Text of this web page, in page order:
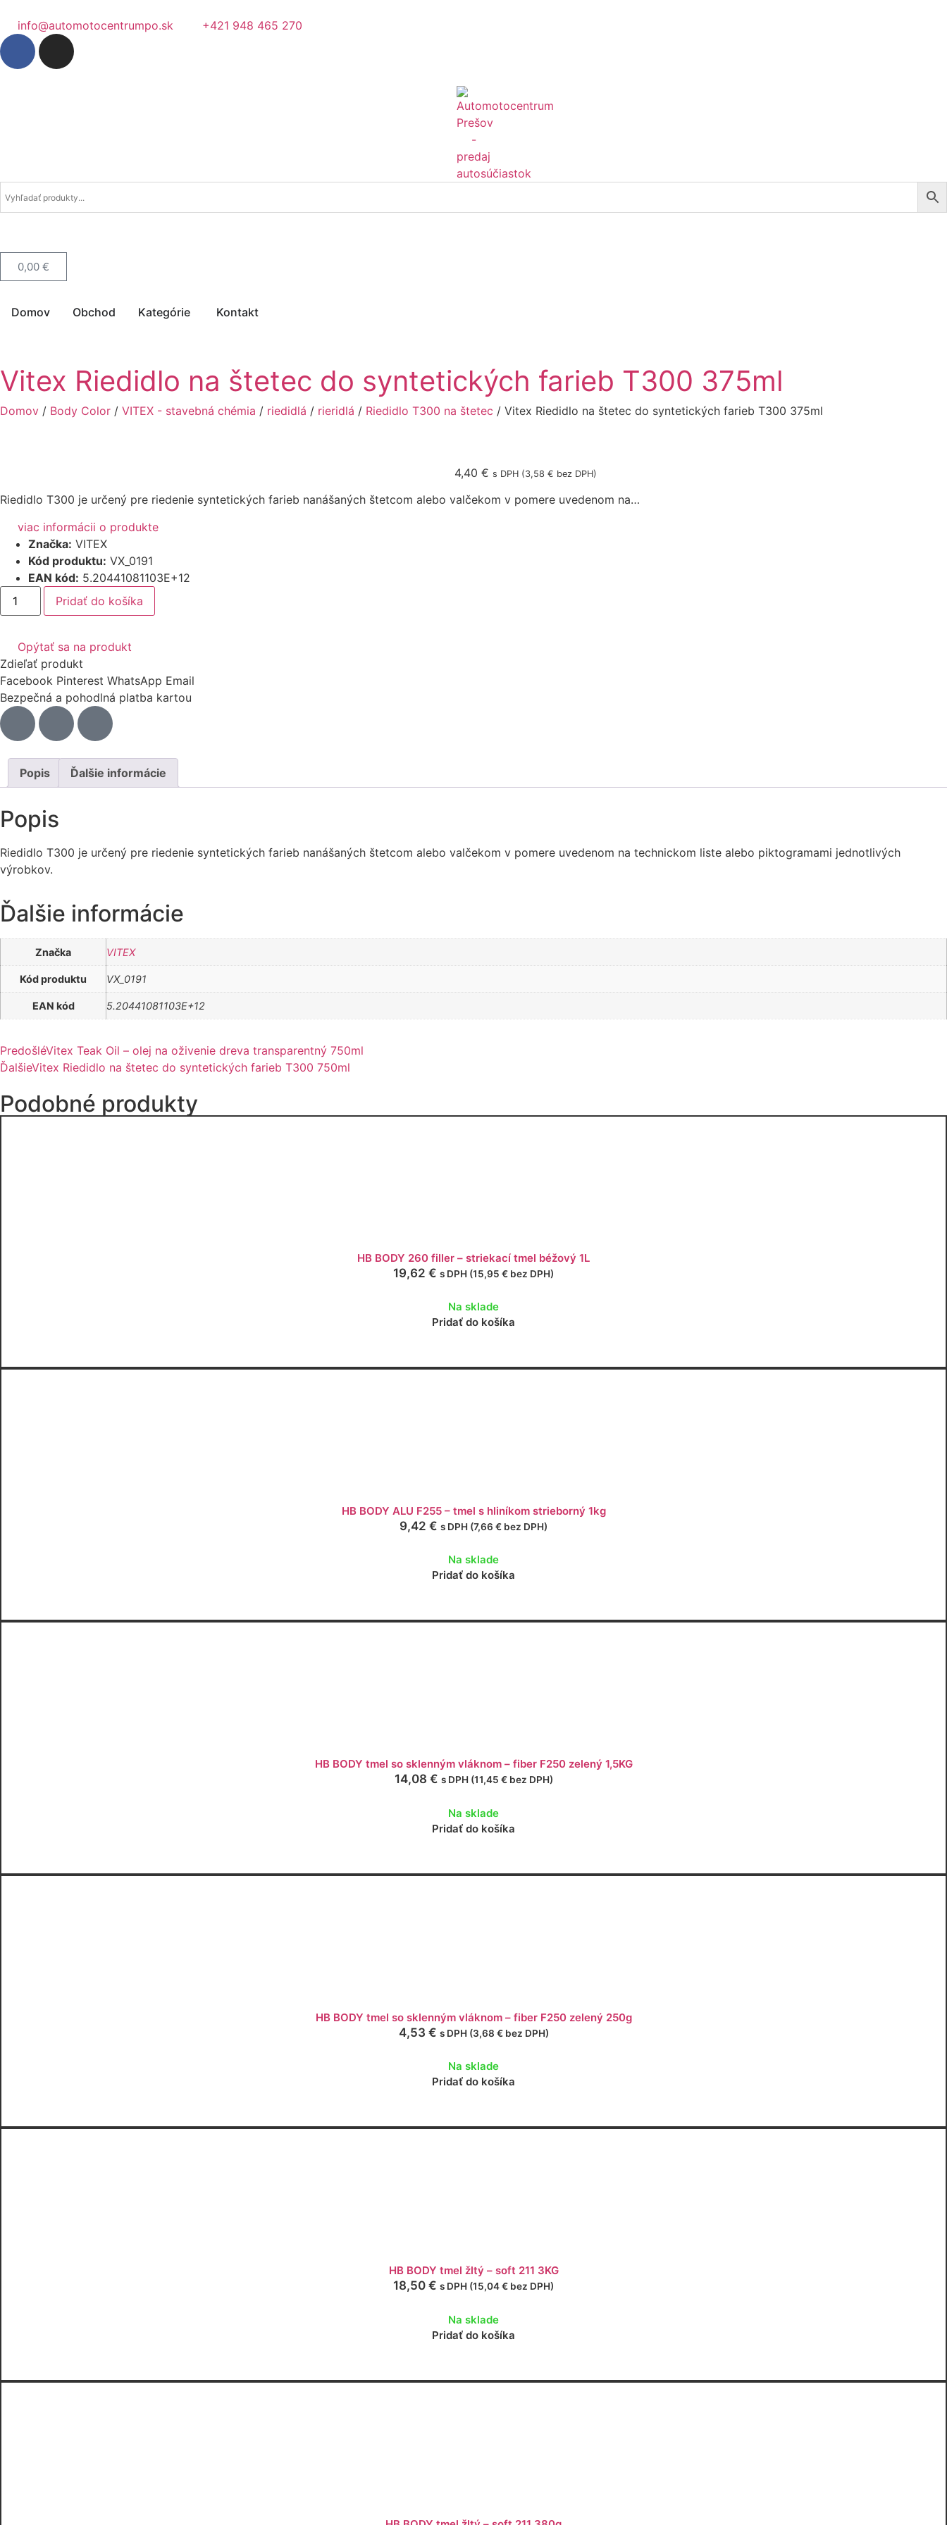
info@automotocentrumpo.sk +421 948 465 270
0,00 €
Domov Obchod Kategórie Kontakt
Vitex Riedidlo na štetec do syntetických farieb T300 375ml
Domov / Body Color / VITEX - stavebná chémia / riedidlá / rieridlá / Riedidlo T300 na štetec / Vitex Riedidlo na štetec do syntetických farieb T300 375ml
4,40€ s DPH (3,58€ bez DPH)
Riedidlo T300 je určený pre riedenie syntetických farieb nanášaných štetcom alebo valčekom v pomere uvedenom na…
viac informácii o produkte
Značka: VITEX
Kód produktu: VX_0191
EAN kód: 5.20441081103E+12
Pridať do košíka
Opýtať sa na produkt
Zdieľať produkt
Facebook Pinterest WhatsApp Email
Bezpečná a pohodlná platba kartou
Popis Ďalšie informácie
Popis
Riedidlo T300 je určený pre riedenie syntetických farieb nanášaných štetcom alebo valčekom v pomere uvedenom na technickom liste alebo piktogramami jednotlivých
výrobkov.
Ďalšie informácie
Značka VITEX
Kód produktu VX_0191
EAN kód 5.20441081103E+12
PredošléVitex Teak Oil – olej na oživenie dreva transparentný 750ml
ĎalšieVitex Riedidlo na štetec do syntetických farieb T300 750ml
Podobné produkty
HB BODY 260 filler – striekací tmel béžový 1L
19,62 € s DPH (15,95 € bez DPH)
Na sklade
Pridať do košíka
HB BODY ALU F255 – tmel s hliníkom strieborný 1kg
9,42 € s DPH (7,66 € bez DPH)
Na sklade
Pridať do košíka
HB BODY tmel so sklenným vláknom – fiber F250 zelený 1,5KG
14,08 € s DPH (11,45 €bez DPH)
Na sklade
Pridať do košíka
HB BODY tmel so sklenným vláknom – fiber F250 zelený 250g
4,53 € s DPH (3,68 €bez DPH)
Na sklade
Pridať do košíka
HB BODY tmel žltý – soft 211 3KG
18,50 € s DPH (15,04€ bez DPH)
Na sklade
Pridať do košíka